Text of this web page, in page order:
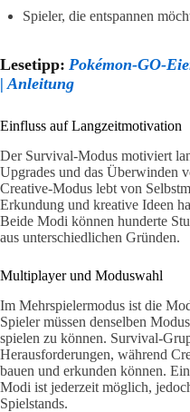
Spieler, die entspannen
Lesetipp: Pokémon-GO-
| Anleitung
Einfluss auf Langzeitmotivation
Der Survival-Modus motiviert
Upgrades und das Überwinden
Creative-Modus lebt von
Erkundung und kreative Ideen
Beide Modi können hunderte
aus unterschiedlichen Gründen.
Multiplayer und Moduswahl
Im Mehrspielermodus ist die
Spieler müssen denselben
spielen zu können. Survival-
Herausforderungen, während
bauen und erkunden können.
Modi ist jederzeit möglich,
Spielstands.